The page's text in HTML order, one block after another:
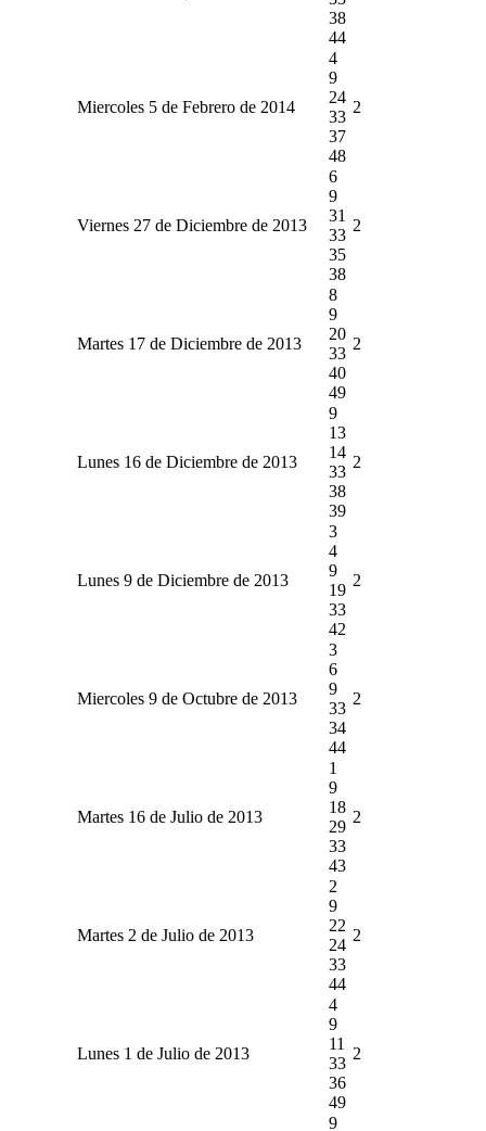
38
44
Miercoles 5 de Febrero de 2014
4
9
24
33
37
48
2
Viernes 27 de Diciembre de 2013
6
9
31
33
35
38
2
Martes 17 de Diciembre de 2013
8
9
20
33
40
49
2
Lunes 16 de Diciembre de 2013
9
13
14
33
38
39
2
Lunes 9 de Diciembre de 2013
3
4
9
19
33
42
2
Miercoles 9 de Octubre de 2013
3
6
9
33
34
44
2
Martes 16 de Julio de 2013
1
9
18
29
33
43
2
Martes 2 de Julio de 2013
2
9
22
24
33
44
2
Lunes 1 de Julio de 2013
4
9
11
33
36
49
2
9